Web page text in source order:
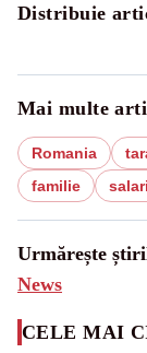
Distribuie
Mai multe
Romania
familie
Urmărește
News
CELE MAI